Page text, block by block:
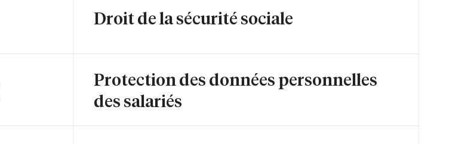
Droit de la sécurité sociale
Protection des données personnelles
des salariés